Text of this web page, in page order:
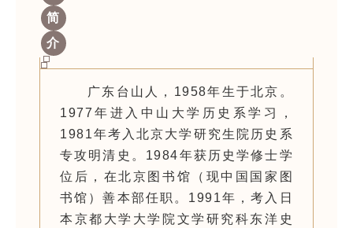
简
介
广东 台山人， 1958年生于北京。
1977年 进 入中山大学 历 史系学 习
，
1981年考入北京大学研究生院 历 史系
专攻明清史。 1984年获历 史学修士学
位后，在北京 图书馆 （ 现中国国家 图
书馆 ）善本部任职 。 1991年，考入日
本京都大学大学院文学研究科东洋史